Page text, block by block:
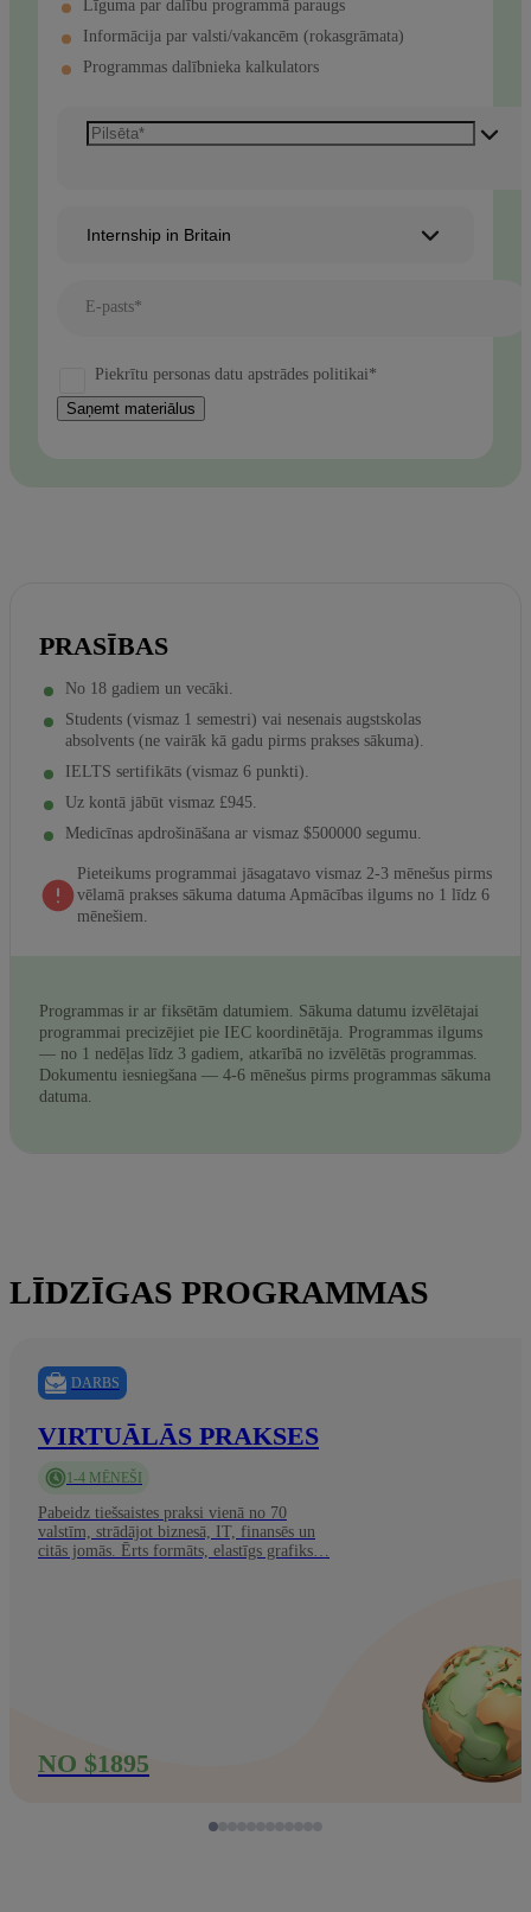
Līguma par dalību programmā paraugs
Informācija par valsti/vakancēm (rokasgrāmata)
Programmas dalībnieka kalkulators
Internship in Britain
E-pasts*
Piekrītu personas datu apstrādes politikai*
Saņemt materiālus
PRASĪBAS
No 18 gadiem un vecāki.
Students (vismaz 1 semestri) vai nesenais augstskolas
absolvents (ne vairāk kā gadu pirms prakses sākuma).
IELTS sertifikāts (vismaz 6 punkti).
Uz kontā jābūt vismaz £945.
Medicīnas apdrošināšana ar vismaz $500000 segumu.
Pieteikums programmai jāsagatavo vismaz 2-3 mēnešus pirms
vēlamā prakses sākuma datuma Apmācības ilgums no 1 līdz 6
mēnešiem.
Programmas ir ar fiksētām datumiem. Sākuma datumu izvēlētajai
programmai precizējiet pie IEC koordinētāja. Programmas ilgums
— no 1 nedēļas līdz 3 gadiem, atkarībā no izvēlētās programmas.
Dokumentu iesniegšana — 4-6 mēnešus pirms programmas sākuma
datuma.
LĪDZĪGAS PROGRAMMAS
DARBS
VIRTUĀLĀS PRAKSES
1-4 MĒNEŠI
Pabeidz tiešsaistes praksi vienā no 70
valstīm, strādājot biznesā, IT, finansēs un
citās jomās. Ērts formāts, elastīgs grafiks…
NO $1895